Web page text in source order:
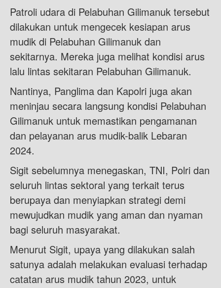
Patroli udara di Pelabuhan Gilimanuk tersebut
dilakukan untuk mengecek kesiapan arus
mudik di Pelabuhan Gilimanuk dan
sekitarnya. Mereka juga melihat kondisi arus
lalu lintas sekitaran Pelabuhan Gilimanuk.
Nantinya, Panglima dan Kapolri juga akan
meninjau secara langsung kondisi Pelabuhan
Gilimanuk untuk memastikan pengamanan
dan pelayanan arus mudik-balik Lebaran
2024.
Sigit sebelumnya menegaskan, TNI, Polri dan
seluruh lintas sektoral yang terkait terus
berupaya dan menyiapkan strategi demi
mewujudkan mudik yang aman dan nyaman
bagi seluruh masyarakat.
Menurut Sigit, upaya yang dilakukan salah
satunya adalah melakukan evaluasi terhadap
catatan arus mudik tahun 2023, untuk